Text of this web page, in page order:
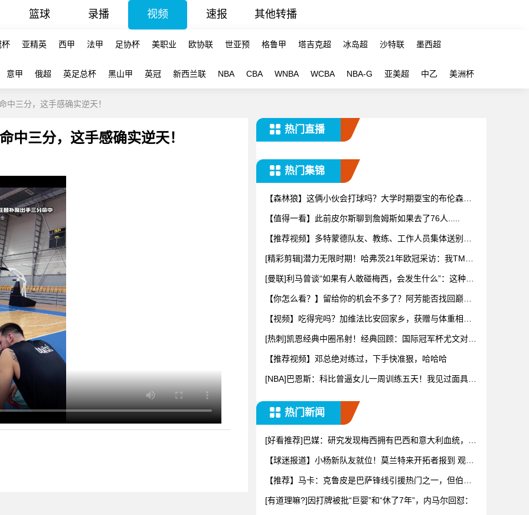
篮球 录播 视频 速报 其他转播
杯 亚精英 西甲 法甲 足协杯 美职业 欧协联 世亚预 格鲁甲 塔吉克超 冰岛超 沙特联 墨西超
意甲 俄超 英足总杯 黑山甲 英冠 新西兰联 NBA CBA WNBA WCBA NBA-G 亚美超 中乙 美洲杯
中三分，这手感确实逆天！
中三分，这手感确实逆天！
热门直播
热门集锦
【森林狼】这俩小伙会打球吗？大学时期耍宝的布伦森和
【值得一看】此前皮尔斯聊到詹姆斯如果去了76人.....
【推荐视频】多特蒙德队友、教练、工作人员集体送别阿
[精彩剪辑]潜力无限时期！哈弗茨21年欧冠采访：我TM一
[曼联]利马曾谈“如果有人敢碰梅西，会发生什么”：这种凝
【你怎么看？】留给你的机会不多了？阿芳能否找回巅峰
【视频】吃得完吗？加维法比安回家乡，获赠与体重相等
[热刺]凯恩经典中圈吊射！经典回顾：国际冠军杯尤文对阵
【推荐视频】邓总绝对练过，下手快准狠，哈哈哈
[NBA]巴恩斯：科比曾逼女儿一周训练五天！我见过面具下
热门新闻
[好看推荐]巴媒：研究发现梅西拥有巴西和意大利血统，库
【球迷报道】小杨新队友就位！莫兰特来开拓者报到 观摩
【推荐】马卡：克鲁皮是巴萨锋线引援热门之一，但伯恩
[有道理嘛?]因打牌被批“巨婴”和“休了7年”，内马尔回怼：